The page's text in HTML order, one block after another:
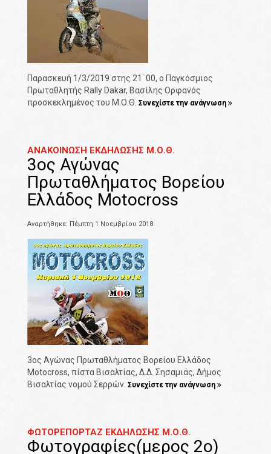
Παρασκευή 1/3/2019 στης 21¨00, ο Παγκόσμιος
Πρωταθλητής Rally Dakar, Βασίλης Ορφανός
προσκεκλημένος του Μ.Ο.Θ. Συνεχίστε την ανάγνωση
ΑΝΑΚΟΙΝΩΣΗ ΕΚΔΗΛΩΣΗΣ Μ.Ο.Θ.
3ος Αγώνας
Πρωταθλήματος Βορείου
Ελλάδος Motocross
Αναρτήθηκε: Πέμπτη 1 Νοεμβρίου 2018
3ος Αγώνας Πρωταθλήματος Βορείου Ελλάδος
Motocross, πίστα Βισαλτίας, Δ.Δ. Σησαμιάς, Δήμος
Βισαλτίας νομού Σερρών. Συνεχίστε την ανάγνωση
ΦΩΤΟΡΕΠΟΡΤΑΖ ΕΚΔΗΛΩΣΗΣ Μ.Ο.Θ.
Φωτογραφίες(μερος 2ο)